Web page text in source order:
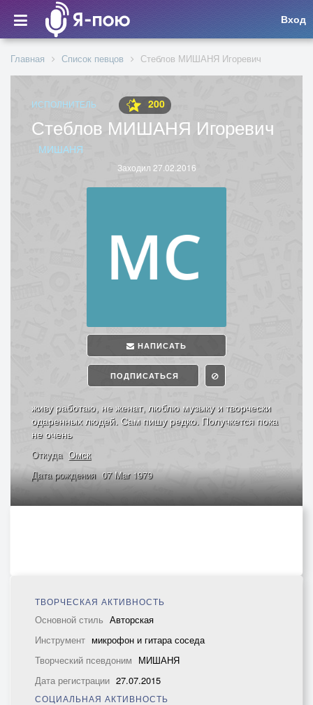
Вход
Главная Список певцов Стеблов МИШАНЯ Игоревич
ИСПОЛНИТЕЛЬ 200
Стеблов МИШАНЯ Игоревич
МИШАНЯ
Заходил 27.02.2016
НАПИСАТЬ
ПОДПИСАТЬСЯ
живу работаю, не женат, люблю музыку и творчески
одаренных людей. Сам пишу редко. Получкется пока
не очень
Откуда Омск
Дата рождения 07 Mar 1979
ТВОРЧЕСКАЯ АКТИВНОСТЬ
Основной стиль Авторская
Инструмент микрофон и гитара соседа
Творческий псевдоним МИШАНЯ
Дата регистрации 27.07.2015
СОЦИАЛЬНАЯ АКТИВНОСТЬ